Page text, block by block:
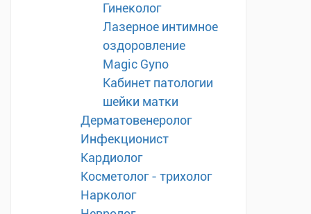
Гинеколог
Лазерное интимное
оздоровление
Magic Gyno
Кабинет патологии
шейки матки
Дерматовенеролог
Инфекционист
Кардиолог
Косметолог - трихолог
Нарколог